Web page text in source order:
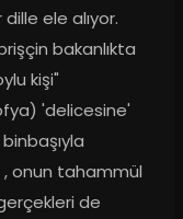
ele alıyor.
bakanlıkta
kişi"
'delicesine'
, onun tahammül
de